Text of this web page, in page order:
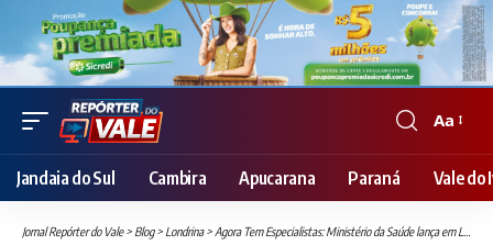
Font
Resizer
Aa
Jandaia do Sul Cambira Apucarana Paraná Vale do
Jornal Repórter do Vale> Blog> Londrina>Agora Tem Especialistas: Ministério da Saúde lança em Londrina (PR) carreta de exames oftalmológicos e cirurgias de catarata